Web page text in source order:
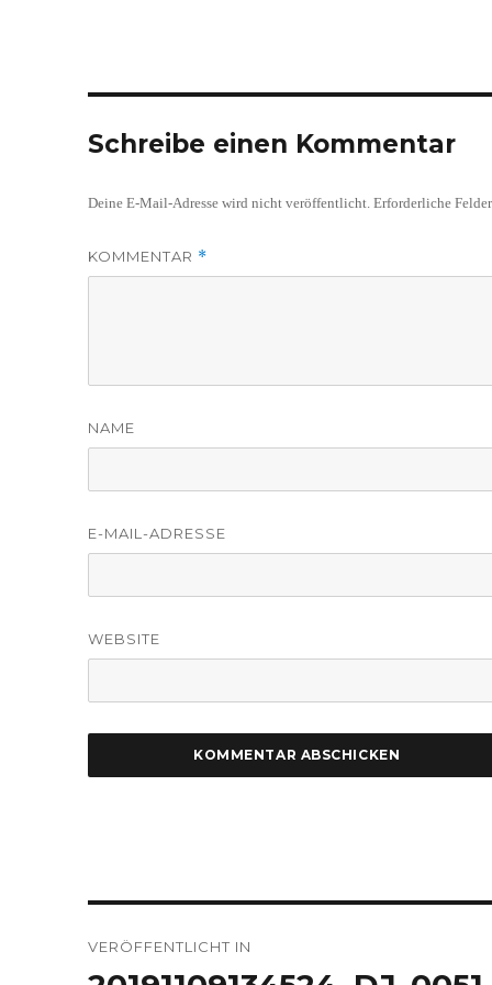
Schreibe einen Kommentar
Deine E-Mail-Adresse wird nicht veröffentlicht. Erforderliche
KOMMENTAR *
NAME
E-MAIL-ADRESSE
WEBSITE
VERÖFFENTLICHT IN